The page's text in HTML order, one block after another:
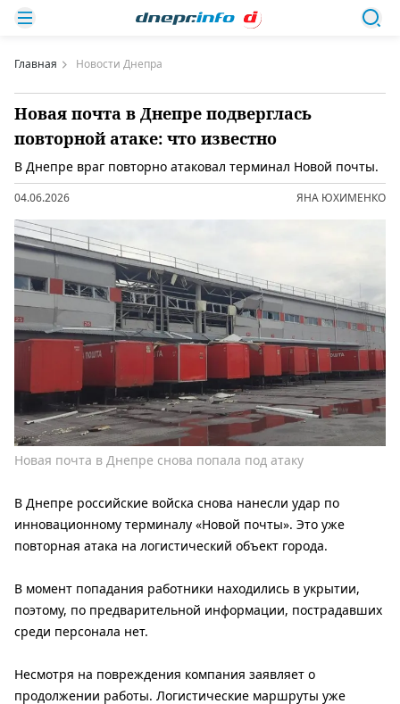
Главная Новости Днепра
Новая почта в Днепре подверглась
повторной атаке: что известно
В Днепре враг повторно атаковал терминал Новой почты.
04.06.2026 ЯНА ЮХИМЕНКО
Новая почта в Днепре снова попала под атаку
В Днепре российские войска снова нанесли удар по
инновационному терминалу «Новой почты». Это уже
повторная атака на логистический объект города.
В момент попадания работники находились в укрытии,
поэтому, по предварительной информации, пострадавших
среди персонала нет.
Несмотря на повреждения компания заявляет о
продолжении работы. Логистические маршруты уже